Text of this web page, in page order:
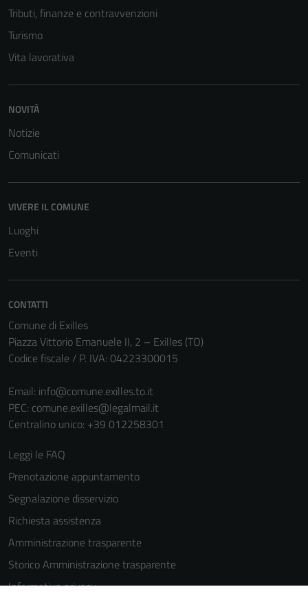
Tributi, finanze e contravvenzioni
Turismo
Vita lavorativa
NOVITÀ
Notizie
Comunicati
VIVERE IL COMUNE
Luoghi
Eventi
CONTATTI
Comune di Exilles
Piazza Vittorio Emanuele II, 2 – Exilles (TO)
Codice fiscale / P. IVA: 04223300015
Email: info@comune.exilles.to.it
PEC: comune.exilles@legalmail.it
Centralino unico: +39 012258301
Leggi le FAQ
Prenotazione appuntamento
Segnalazione disservizio
Richiesta assistenza
Amministrazione trasparente
Storico Amministrazione trasparente
Informativa privacy
funzionamento
non raccolgono